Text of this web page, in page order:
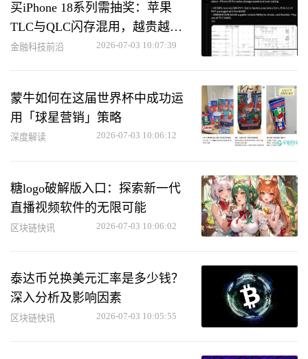
买iPhone 18系列需抽奖：苹果
TLC与QLC闪存混用，越贵越
坑！
金融科技前沿 2026-07-03 10:07:39
蒙牛如何在这届世界杯中成功运
用「球星营销」策略
深度解读 2026-07-03 10:06:12
糖logo破解版入口：探索新一代
直播视频软件的无限可能
区块链快讯 2026-07-03 10:06:02
泰达币兑换美元汇率是多少钱？
深入分析及影响因素
区块链快讯 2026-07-03 10:05:55